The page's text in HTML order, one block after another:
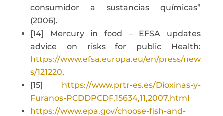
consumidor a sustancias químicas”
(2006).
[14] Mercury in food – EFSA updates
advice on risks for public Health:
https://www.efsa.europa.eu/en/press/new
s/121220.
[15] https://www.prtr-es.es/Dioxinas-y-
Furanos-PCDDPCDF,15634,11,2007.html
https://www.epa.gov/choose-fish-and-